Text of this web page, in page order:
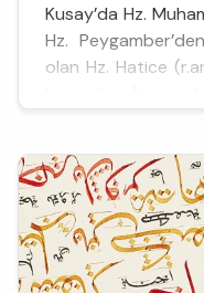
Kusay’da Hz.
Hz.
olan Hz. Hatice